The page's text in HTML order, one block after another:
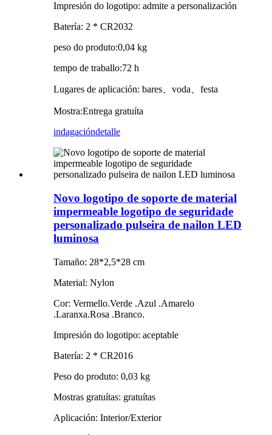
Impresión do logotipo: admite a personalización
Batería: 2 * CR2032
peso do produto:0,04 kg
tempo de traballo:72 h
Lugares de aplicación: bares voda festa
Mostra:Entrega gratuíta
indagacióndetalle
Novo logotipo de soporte de material
impermeable logotipo de seguridade
personalizado pulseira de nailon LED
luminosa
Tamaño: 28*2,5*28 cm
Material: Nylon
Cor: Vermello.Verde .Azul .Amarelo
.Laranxa.Rosa .Branco.
Impresión do logotipo: aceptable
Batería: 2 * CR2016
Peso do produto: 0,03 kg
Mostras gratuítas: gratuítas
Aplicación: Interior/Exterior